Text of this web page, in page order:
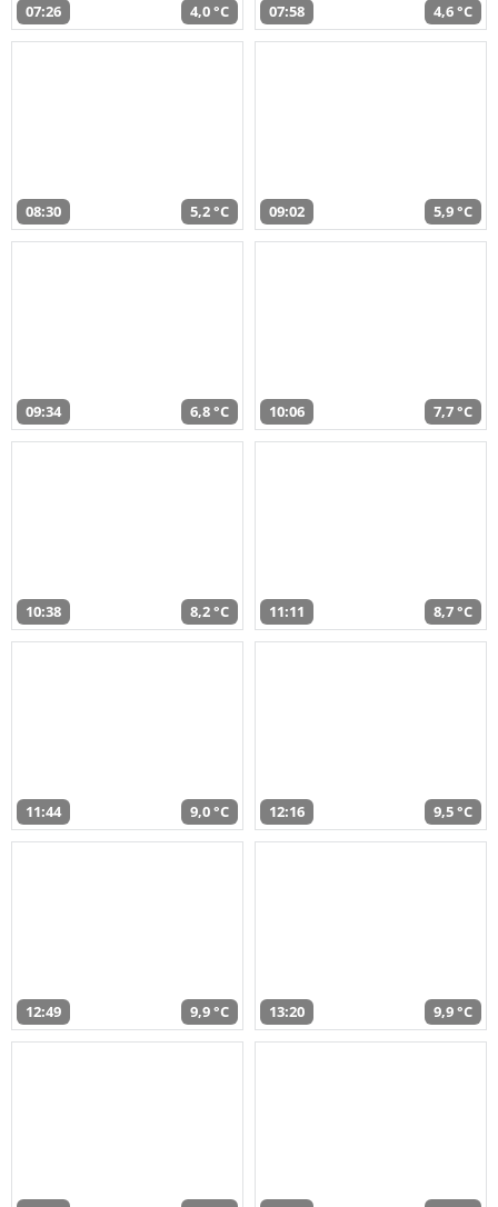
07:26 4,0 °C 07:58 4,6 °C
08:30 5,2 °C 09:02 5,9 °C
09:34 6,8 °C 10:06 7,7 °C
10:38 8,2 °C 11:11 8,7 °C
11:44 9,0 °C 12:16 9,5 °C
12:49 9,9 °C 13:20 9,9 °C